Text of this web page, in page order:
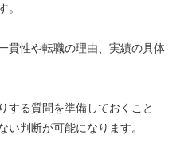
。
貫性や転職の理由、実績の具体
する質問を準備しておくこと
い判断が可能になります。